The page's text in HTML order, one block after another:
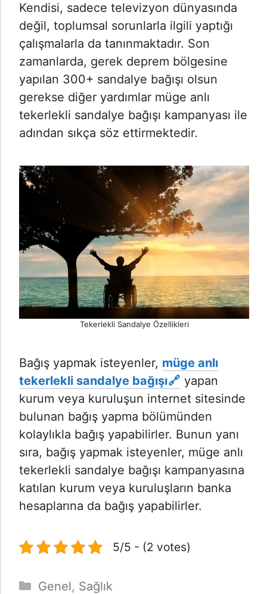
Kendisi, sadece televizyon dünyasında
değil, toplumsal sorunlarla ilgili yaptığı
çalışmalarla da tanınmaktadır. Son
zamanlarda, gerek deprem bölgesine
yapılan 300+ sandalye bağışı olsun
gerekse diğer yardımlar müge anlı
tekerlekli sandalye bağışı kampanyası ile
adından sıkça söz ettirmektedir.
Tekerlekli Sandalye Özellikleri
Bağış yapmak isteyenler, müge anlı
tekerlekli sandalye bağışı
yapan
kurum veya kuruluşun internet sitesinde
bulunan bağış yapma bölümünden
kolaylıkla bağış yapabilirler. Bunun yanı
sıra, bağış yapmak isteyenler, müge anlı
tekerlekli sandalye bağışı kampanyasına
katılan kurum veya kuruluşların banka
hesaplarına da bağış yapabilirler.
5/5 - (2 votes)
Kategoriler
Genel, Sağlık